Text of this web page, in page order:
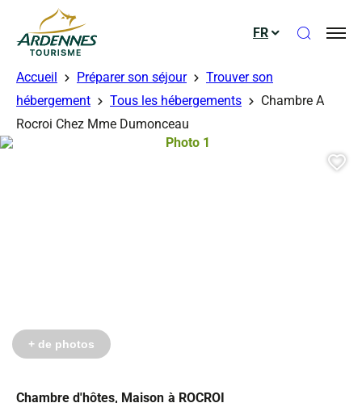
ADT des Ardennes
FR Ouvrir
Accueil Préparer son séjour
Trouver son
hébergement
Tous les hébergements
Chambre A
Rocroi Chez Mme Dumonceau
Chambre d'hôtes, Maison à ROCROI
Photo 1, © Droits gérés
+ de photos